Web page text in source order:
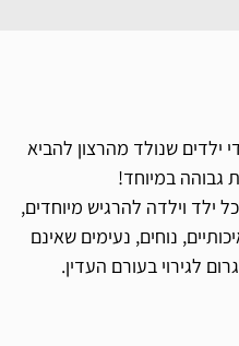
ילדים שנולד מהרצון להביא
גבוהה במיוחד!
ילד וילדה להרגיש מיוחדים,
נוחים, נעימים שאינם
לגירוי בעורם העדין.